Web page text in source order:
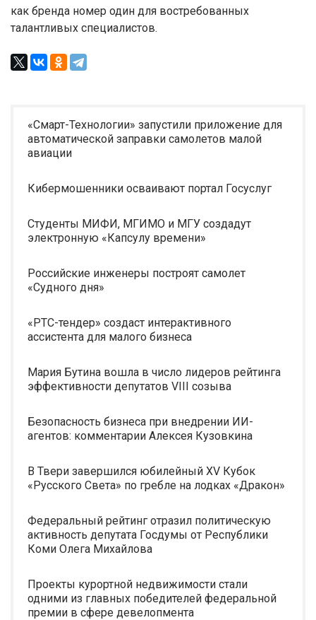
как бренда номер один для востребованных
талантливых специалистов.
«Смарт-Технологии» запустили приложение для
автоматической заправки самолетов малой
авиации
Кибермошенники осваивают портал Госуслуг
Студенты МИФИ, МГИМО и МГУ создадут
электронную «Капсулу времени»
Российские инженеры построят самолет
«Судного дня»
«РТС-тендер» создаст интерактивного
ассистента для малого бизнеса
Мария Бутина вошла в число лидеров рейтинга
эффективности депутатов VIII созыва
Безопасность бизнеса при внедрении ИИ-
агентов: комментарии Алексея Кузовкина
В Твери завершился юбилейный XV Кубок
«Русского Света» по гребле на лодках «Дракон»
Федеральный рейтинг отразил политическую
активность депутата Госдумы от Республики
Коми Олега Михайлова
Проекты курортной недвижимости стали
одними из главных победителей федеральной
премии в сфере девелопмента